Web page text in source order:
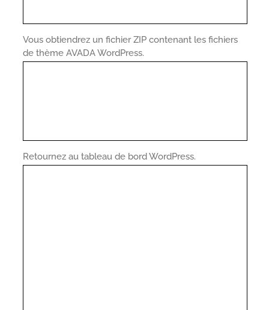
Vous obtiendrez un fichier ZIP contenant les fichiers
de thème AVADA WordPress.
Retournez au tableau de bord WordPress.